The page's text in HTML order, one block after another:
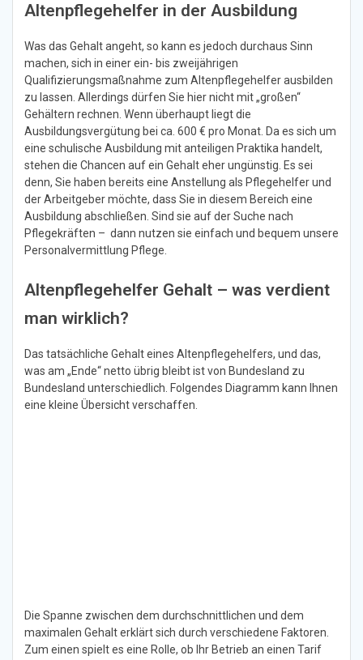
Altenpflegehelfer in der Ausbildung
Was das Gehalt angeht, so kann es jedoch durchaus Sinn
machen, sich in einer ein- bis zweijährigen
Qualifizierungsmaßnahme zum Altenpflegehelfer ausbilden
zu lassen. Allerdings dürfen Sie hier nicht mit „großen“
Gehältern rechnen. Wenn überhaupt liegt die
Ausbildungsvergütung bei ca. 600 € pro Monat. Da es sich um
eine schulische Ausbildung mit anteiligen Praktika handelt,
stehen die Chancen auf ein Gehalt eher ungünstig. Es sei
denn, Sie haben bereits eine Anstellung als Pflegehelfer und
der Arbeitgeber möchte, dass Sie in diesem Bereich eine
Ausbildung abschließen. Sind sie auf der Suche nach
Pflegekräften – dann nutzen sie einfach und bequem unsere
Personalvermittlung Pflege.
Altenpflegehelfer Gehalt – was verdient
man wirklich?
Das tatsächliche Gehalt eines Altenpflegehelfers, und das,
was am „Ende“ netto übrig bleibt ist von Bundesland zu
Bundesland unterschiedlich. Folgendes Diagramm kann Ihnen
eine kleine Übersicht verschaffen.
Die Spanne zwischen dem durchschnittlichen und dem
maximalen Gehalt erklärt sich durch verschiedene Faktoren.
Zum einen spielt es eine Rolle, ob Ihr Betrieb an einen Tarif